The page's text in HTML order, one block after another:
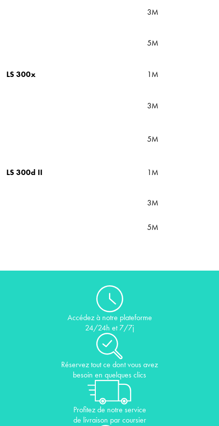
3M
5M
LS 300x 1M
3M
5M
LS 300d II 1M
3M
5M
Accédez à notre plateforme
24/24h et 7/7j
Réservez tout ce dont vous avez
besoin en quelques clics
Profitez de notre service
de livraison par coursier